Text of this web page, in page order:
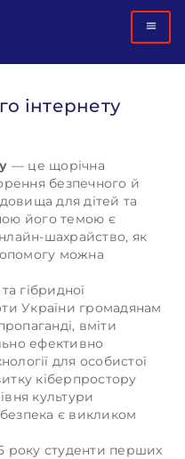
інтернету
— це щорічна
безпечного й
для дітей та
його темою є
шахрайство, як
можна
гібридної
України громадянам
вміти
ефективно
для особистої
кіберпростору
культури
є викликом
року студенти перших